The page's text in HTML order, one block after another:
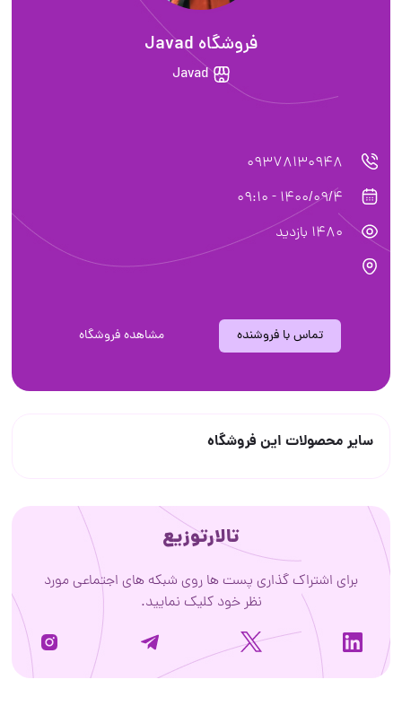
فروشگاه Javad
Javad
09378130948
1400/09/4 - 09:10
1480 بازدید
تماس با فروشنده مشاهده فروشگاه
سایر محصولات این فروشگاه
تالارتوزیع
برای اشتراک گذاری پست ها روی شبکه های اجتماعی مورد
نظر خود کلیک نمایید.